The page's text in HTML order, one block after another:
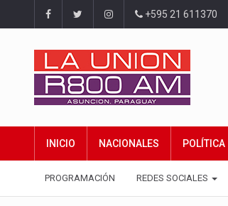
+595 21 611370
INICIO NACIONALES POLÍTICA
PROGRAMACIÓN REDES SOCIALES